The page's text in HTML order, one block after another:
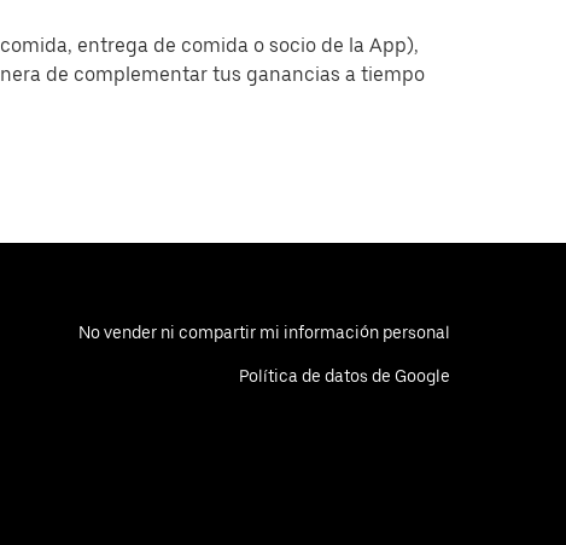
entrega de comida o socio de la App),
de complementar tus ganancias a tiempo
No vender ni compartir mi información personal
Política de datos de Google